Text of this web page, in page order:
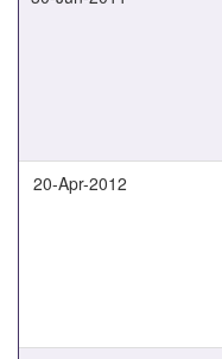
20-Apr-2012